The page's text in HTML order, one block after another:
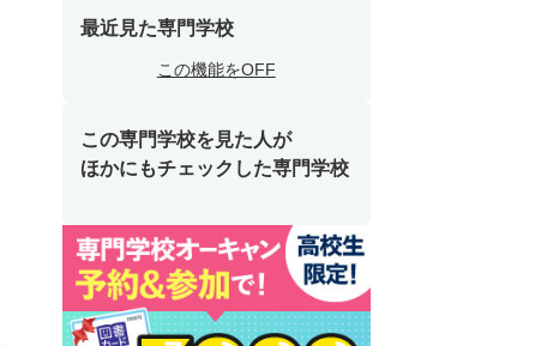
最近見た専門学校
この機能をOFF
この専門学校を見た人が
ほかにもチェックした専門学校